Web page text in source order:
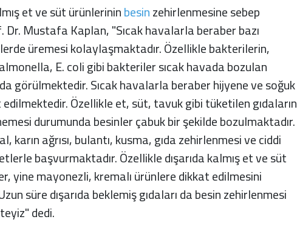
et ve süt ürünlerininbesinzehirlenmesine sebep
Mustafa Kaplan, "Sıcak havalarla beraber bazı
üremesi kolaylaşmaktadır. Özellikle bakterilerin,
E. coli gibi bakteriler sıcak havada bozulan
görülmektedir. Sıcak havalarla beraber hijyene ve soğuk
Özellikle et, süt, tavuk gibi tüketilen gıdaların
durumunda besinler çabuk bir şekilde bozulmaktadır.
karın ağrısı, bulantı, kusma, gıda zehirlenmesi ve ciddi
başvurmaktadır. Özellikle dışarıda kalmış et ve süt
yine mayonezli, kremalı ürünlere dikkat edilmesini
süre dışarıda beklemiş gıdaları da besin zehirlenmesi
dedi.